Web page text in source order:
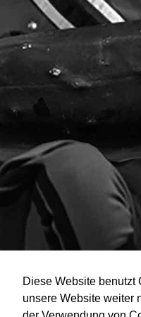
Diese Website benutzt
unsere Website weiter